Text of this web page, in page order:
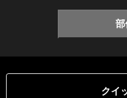
クイ